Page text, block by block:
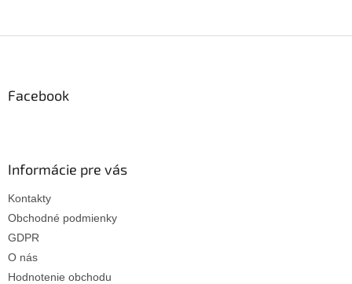
Facebook
Informácie pre vás
Kontakty
Obchodné podmienky
GDPR
O nás
Hodnotenie obchodu